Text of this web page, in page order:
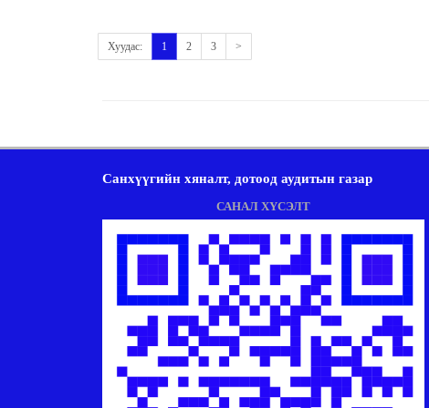
Хуудас: 1 2 3 >
Санхүүгийн хяналт, дотоод аудитын газар
САНАЛ ХҮСЭЛТ